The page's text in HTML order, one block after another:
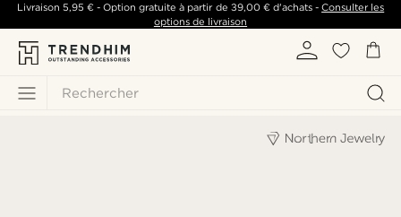
Rechercher
Livraison 5,95 €- Option gratuite à partir de 39,00 €d'achats -Consulter les
options de livraison